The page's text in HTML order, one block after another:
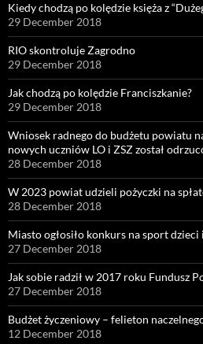
Kiedy chodzą po kolędzie księża z
29 December 2018
RIO skontroluje Zagrodno
29 December 2018
Jak chodzą po kolędzie Franciszkanie?
29 December 2018
Wniosek radnego do budżetu powiatu
nowych uczniów LO i ZSZ został
28 December 2018
W 2023 powiat udzieli pożyczki na
28 December 2018
Miasto ogłosiło konkurs na sport dzieci
27 December 2018
Jak sobie radził w 2017 roku Fundusz
27 December 2018
Budżet życzeniowy – felieton
12 December 2018